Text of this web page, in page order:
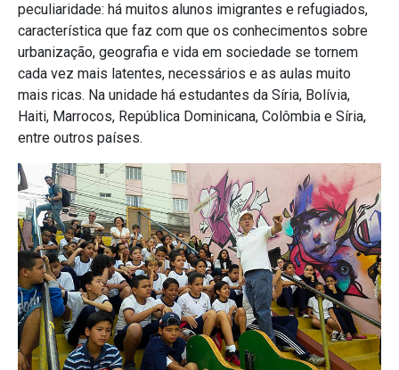
peculiaridade: há muitos alunos imigrantes e refugiados,
característica que faz com que os conhecimentos sobre
urbanização, geografia e vida em sociedade se tornem
cada vez mais latentes, necessários e as aulas muito
mais ricas. Na unidade há estudantes da Síria, Bolívia,
Haiti, Marrocos, República Dominicana, Colômbia e Síria,
entre outros países.